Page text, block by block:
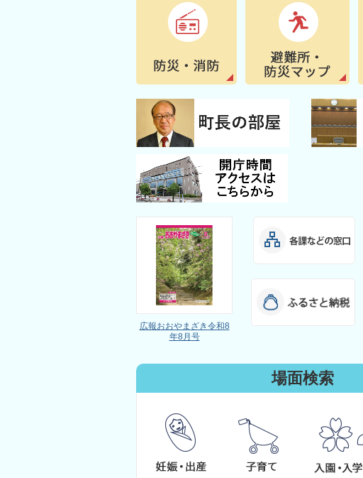
広報おおやまざき令和8
年8月号
場面検索